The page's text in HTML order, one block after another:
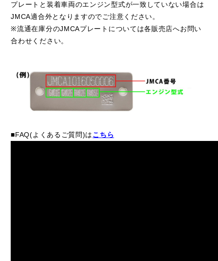
プレートと装着車両のエンジン型式が一致していない場合は
JMCA適合外となりますのでご注意ください。
※流通在庫分のJMCAプレートについては各販売店へお問い
合わせください。
■FAQ(よくあるご質問)はこちら